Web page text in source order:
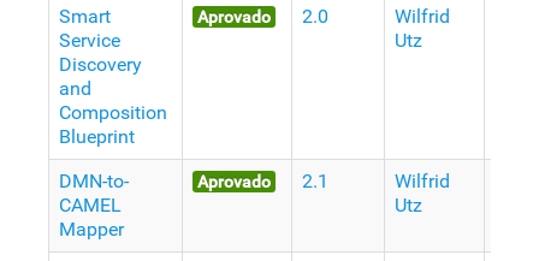
Smart
Service
Discovery
and
Composition
Blueprint
Aprovado 2.0
Wilfrid
Utz
DMN-to-
CAMEL
Mapper
Aprovado 2.1
Wilfrid
Utz